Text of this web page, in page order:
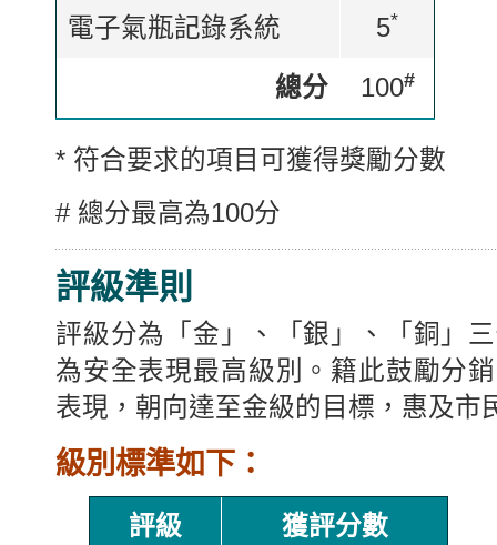
電子氣瓶記錄系統 5*
總分 100#
* 符合要求的項目可獲得獎勵分數
# 總分最高為100分
評級準則
評級分為「金」、「銀」、「銅」
為安全表現最高級別。籍此鼓勵分
表現，朝向達至金級的目標，惠及市
級別標準如下：
評級 獲評分數